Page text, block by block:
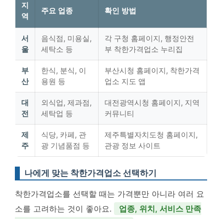
지
역
주요 업종 확인 방법
서
울
음식점, 미용실,
세탁소 등
각 구청 홈페이지, 행정안전
부 착한가격업소 누리집
부
산
한식, 분식, 이
용원 등
부산시청 홈페이지, 착한가격
업소 지도 앱
대
전
외식업, 제과점,
세탁업 등
대전광역시청 홈페이지, 지역
커뮤니티
제
주
식당, 카페, 관
광 기념품점 등
제주특별자치도청 홈페이지,
관광 정보 사이트
나에게 맞는 착한가격업소 선택하기
착한가격업소를 선택할 때는 가격뿐만 아니라 여러 요
소를 고려하는 것이 좋아요.
업종, 위치, 서비스 만족